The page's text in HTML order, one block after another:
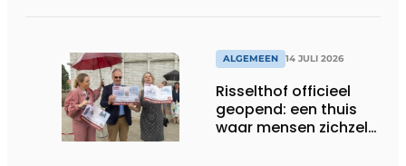
ALGEMEEN 14 JULI 2026
Risselthof officieel
geopend: een thuis
waar mensen zichzelf